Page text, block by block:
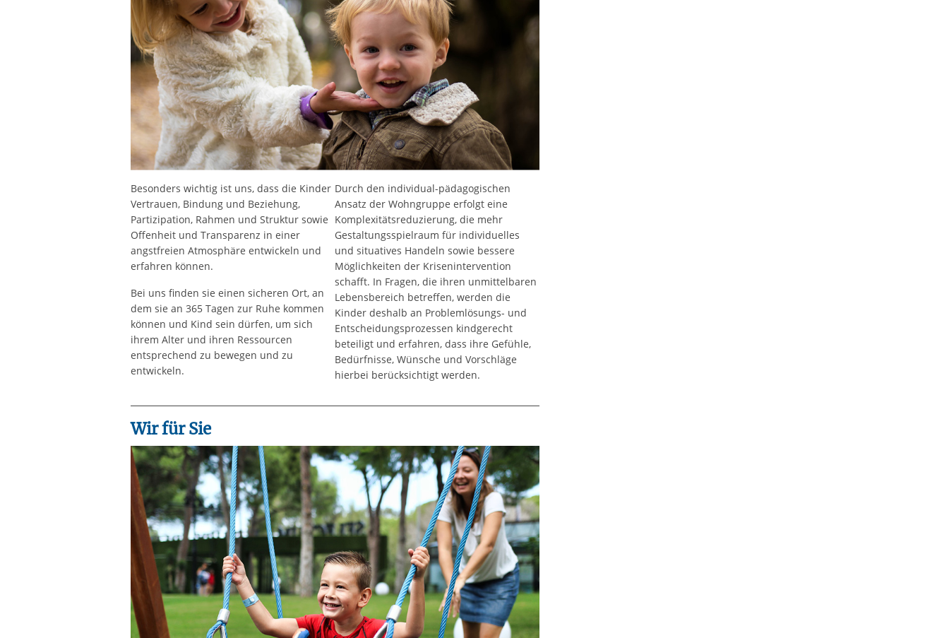
Besonders wichtig ist uns, dass die Kinder
Vertrauen, Bindung und Beziehung,
Partizipation, Rahmen und Struktur sowie
Offenheit und Transparenz in einer
angstfreien Atmosphäre entwickeln und
erfahren können.
Bei uns finden sie einen sicheren Ort, an
dem sie an 365 Tagen zur Ruhe kommen
können und Kind sein dürfen, um sich
ihrem Alter und ihren Ressourcen
entsprechend zu bewegen und zu
entwickeln.
Durch den individual-pädagogischen
Ansatz der Wohngruppe erfolgt eine
Komplexitätsreduzierung, die mehr
Gestaltungsspielraum für individuelles
und situatives Handeln sowie bessere
Möglichkeiten der Krisenintervention
schafft. In Fragen, die ihren unmittelbaren
Lebensbereich betreffen, werden die
Kinder deshalb an Problemlösungs- und
Entscheidungsprozessen kindgerecht
beteiligt und erfahren, dass ihre Gefühle,
Bedürfnisse, Wünsche und Vorschläge
hierbei berücksichtigt werden.
Wir für Sie